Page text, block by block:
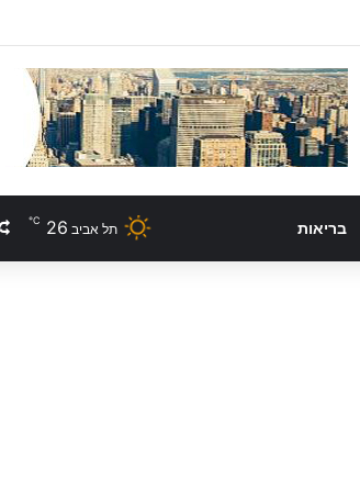
בריאות תל אביב 26
℃